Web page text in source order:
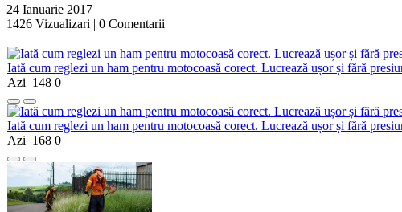
24 Ianuarie 2017
1426 Vizualizari | 0 Comentarii
Iată cum reglezi un ham pentru motocoasă corect. Lucrează ușor și fără
Azi 148 0
Iată cum reglezi un ham pentru motocoasă corect. Lucrează ușor și fără
Azi 168 0